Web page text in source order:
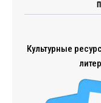
Культурные